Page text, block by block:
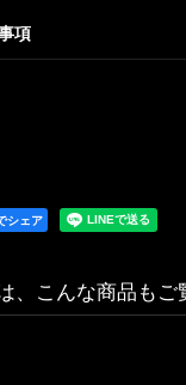
項
シェア
、こんな商品もご